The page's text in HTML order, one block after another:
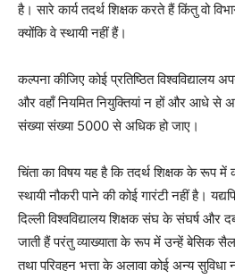
है। सारे कार्य तदर्थ शिक्षक करते हैं किंतु वो
क्योंकि वे स्थायी नहीं हैं।
कल्पना कीजिए कोई प्रतिष्ठित विश्वविद्यालय
और वहाँ नियमित नियुक्तियां न हों और आधे से
संख्या संख्या 5000 से अधिक हो जाए।
चिंता का विषय यह है कि तदर्थ शिक्षक के रूप में
स्थायी नौकरी पाने की कोई गारंटी नहीं है।
दिल्ली विश्वविद्यालय शिक्षक संघ के संघर्ष और
जाती हैं परंतु व्याख्याता के रूप में उन्हें बेसिक
तथा परिवहन भत्ता के अलावा कोई अन्य